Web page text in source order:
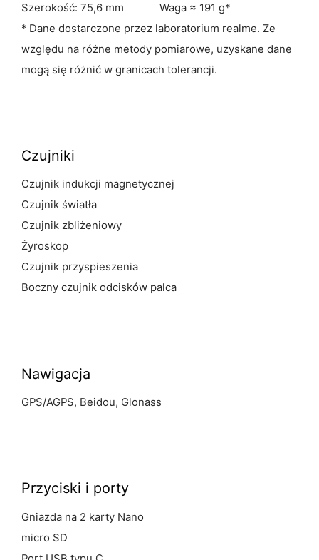
Szerokość: 75,6 mm
Waga ≈ 191 g*
* Dane dostarczone przez laboratorium realme. Ze
względu na różne metody pomiarowe, uzyskane dane
mogą się różnić w granicach tolerancji.
Czujniki
Czujnik indukcji magnetycznej
Czujnik światła
Czujnik zbliżeniowy
Żyroskop
Czujnik przyspieszenia
Boczny czujnik odcisków palca
Nawigacja
GPS/AGPS, Beidou, Glonass
Przyciski i porty
Gniazda na 2 karty Nano
micro SD